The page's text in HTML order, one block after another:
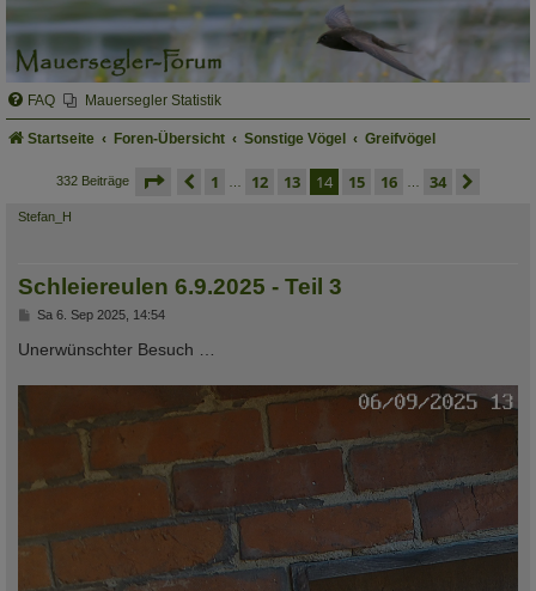
FAQ Mauersegler Statistik
Startseite Foren-Übersicht Sonstige Vögel Greifvögel
332 Beiträge seite 14 von 34
vorherige
1 12 13 14 15 16 34
Stefan_H
Schleiereulen 6.9.2025 - Teil 3
B
i
t
Sa 6. Sep 2025, 14:54
Unerwünschter Besuch …